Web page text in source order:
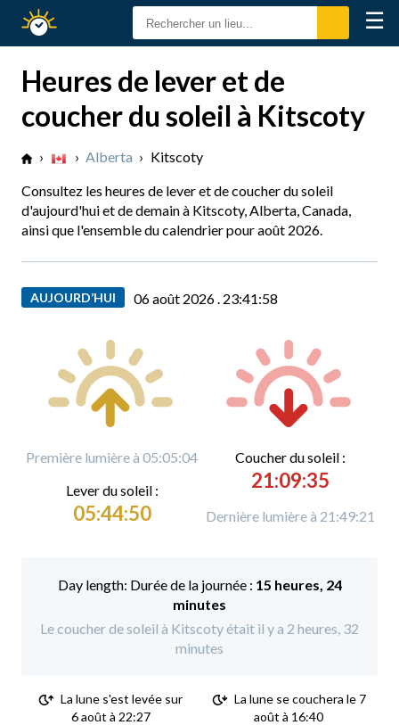
Calendrier
Solaire
☰
Heures de lever et de
coucher du soleil à Kitscoty
› › Alberta › Kitscoty
Consultez les heures de lever et de coucher du soleil
d'aujourd'hui et de demain à Kitscoty, Alberta, Canada,
ainsi que l'ensemble du calendrier pour août 2026.
AUJOURD’HUI 06 août 2026 . 23:41:59
Première lumière à 05:05:04
Lever du soleil :
05:44:50
Coucher du soleil :
21:09:35
Dernière lumière à 21:49:21
Durée de la journée : 15 heures, 24
minutes
Le coucher de soleil à Kitscoty était il y a 2 heures, 32
minutes
La lune s'est levée sur
6 août à 22:27
La lune se couchera le 7
août à 16:40